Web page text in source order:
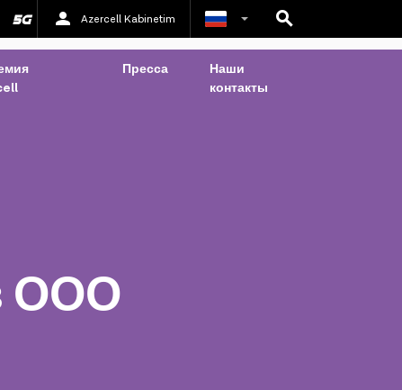
Azercell Kabinetim
Азербайджанский
Пресса
Наши
контакты
ООО